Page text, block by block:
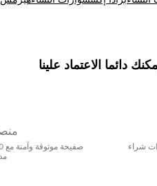
دائما الاعتماد علينا
شراء